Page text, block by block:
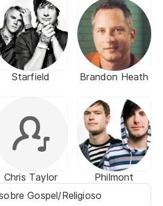
Starfield Brandon Heath
Chris Taylor
Philmont
Gospel/Religioso